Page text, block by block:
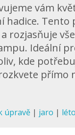
vám
hadice.
rozjasňuje
Ideální
kde
přímo
úpravě | jaro | léto